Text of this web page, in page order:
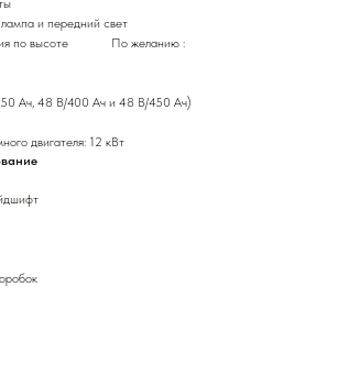
и передний свет
по высоте По желанию :
Ач, 48 В/400 Ач и 48 В/450 Ач)
двигателя: 12 кВт